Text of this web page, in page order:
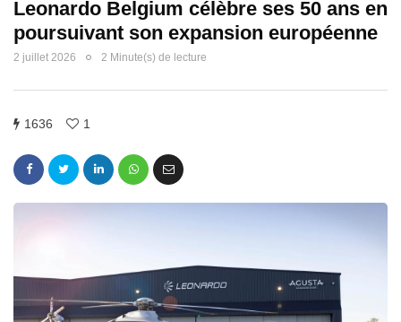
Leonardo Belgium célèbre ses 50 ans en
poursuivant son expansion européenne
2 juillet 2026 2 Minute(s) de lecture
1636 1